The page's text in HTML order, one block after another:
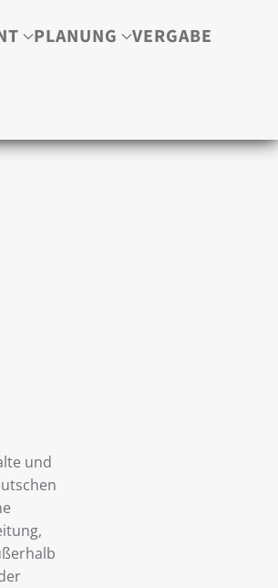
PLANUNG VERGABE
und